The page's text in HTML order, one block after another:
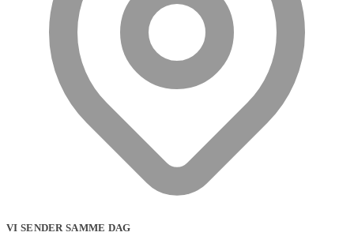
VI SENDER SAMME DAG